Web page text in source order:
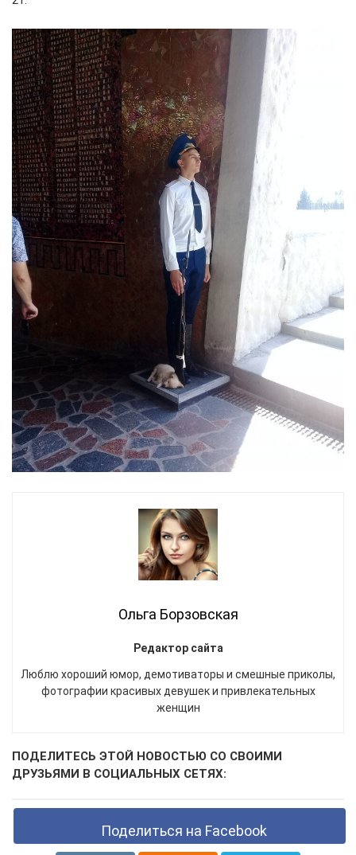
Ольга Борзовская
Редактор сайта
Люблю хороший юмор, демотиваторы и смешные приколы,
фотографии красивых девушек и привлекательных
женщин
ПОДЕЛИТЕСЬ ЭТОЙ НОВОСТЬЮ СО СВОИМИ
ДРУЗЬЯМИ В СОЦИАЛЬНЫХ СЕТЯХ:
Поделиться на Facebook